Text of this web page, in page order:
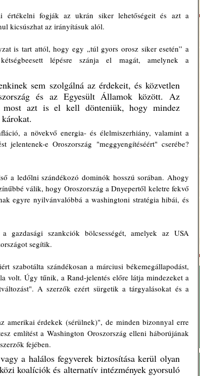
értékelni fogják az ukrán siker lehetőségeit és azt a
kicsúszhat az irányításuk alól.
is tart attól, hogy egy „túl gyors orosz siker esetén” a
lépésre szánja el magát, amelynek a
sem szolgálná az érdekeit, és közvetlen
és az Egyesült Államok között. Az
most azt is el kell dönteniük, hogy mindez
a növekvő energia- és élelmiszerhiány, valamint a
jelentenek-e Oroszország "meggyengítéséért" cserébe?
a ledőlni szándékozó dominók hosszú sorában. Ahogy
válik, hogy Oroszország a Dnyepertől keletre fekvő
egyre nyilvánvalóbbá a washingtoni stratégia hibái, és
gazdasági szankciók bölcsességét, amelyek az USA
segítik.
szabotálta szándékosan a márciusi békemegállapodást,
volt. Úgy tűnik, a Rand-jelentés előre látja mindezeket a
A szerzők ezért sürgetik a tárgyalásokat és a
amerikai érdekek (sérülnek)", de minden bizonnyal erre
említést a Washington Oroszország elleni háborújának
fejében.
a halálos fegyverek biztosítása kerül olyan
koalíciók és alternatív intézmények gyorsuló